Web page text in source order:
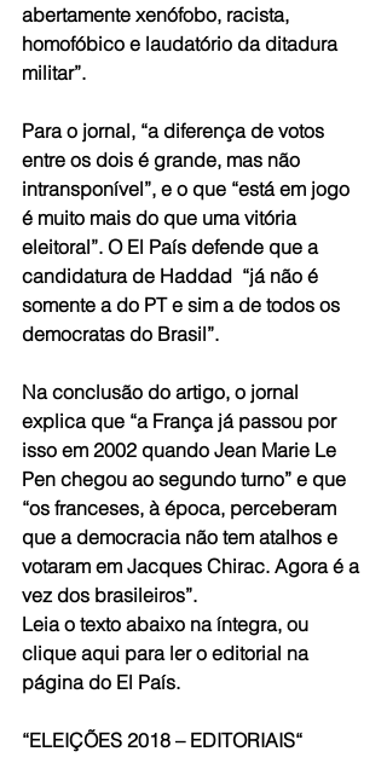
abertamente xenófobo, racista,
homofóbico e laudatório da ditadura
militar”.
Para o jornal, “a diferença de votos
entre os dois é grande, mas não
intransponível”, e o que “está em jogo
é muito mais do que uma vitória
eleitoral”. O El País defende que a
candidatura de Haddad  “já não é
somente a do PT e sim a de todos os
democratas do Brasil”.
Na conclusão do artigo, o jornal
explica que “a França já passou por
isso em 2002 quando Jean Marie Le
Pen chegou ao segundo turno” e que
“os franceses, à época, perceberam
que a democracia não tem atalhos e
votaram em Jacques Chirac. Agora é a
vez dos brasileiros”.
Leia o texto abaixo na íntegra, ou
clique aqui para ler o editorial na
página do El País.
“ELEIÇÕES 2018 – EDITORIAIS“